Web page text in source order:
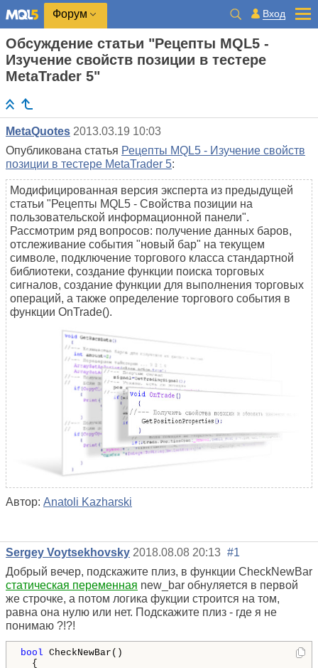
Форум Вход
Обсуждение статьи "Рецепты MQL5 -
Изучение свойств позиции в тестере
MetaTrader 5"
MetaQuotes 2013.03.19 10:03
Опубликована статья Рецепты MQL5 - Изучение свойств
позиции в тестере MetaTrader 5:
Модифицированная версия эксперта из предыдущей
статьи "Рецепты MQL5 - Свойства позиции на
пользовательской информационной панели".
Рассмотрим ряд вопросов: получение данных баров,
отслеживание события "новый бар" на текущем
символе, подключение торгового класса стандартной
библиотеки, создание функции поиска торговых
сигналов, создание функции для выполнения торговых
операций, а также определение торгового события в
функции OnTrade().
Автор: Anatoli Kazharski
Sergey Voytsekhovsky 2018.08.08 20:13 #1
Добрый вечер, подскажите плиз, в функции CheckNewBar
статическая переменная new_bar обнуляется в первой
же строчке, а потом логика фукции строится на том,
равна она нулю или нет. Подскажите плиз - где я не
понимаю ?!?!
bool CheckNewBar()